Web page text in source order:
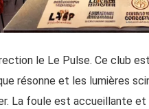
le Le Pulse. Ce club
résonne et les lumières
La foule est accueillante